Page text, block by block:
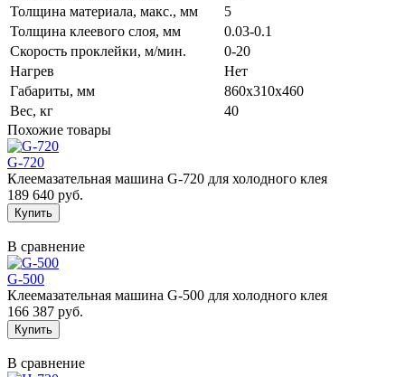
Толщина материала, макс., мм
5
Толщина клеевого слоя, мм
0.03-0.1
Скорость проклейки, м/мин.
0-20
Нагрев
Нет
Габариты, мм
860х310х460
Вес, кг
40
Похожие товары
G-720
Клеемазательная машина G-720 для холодного клея
189 640 руб.
В сравнение
G-500
Клеемазательная машина G-500 для холодного клея
166 387 руб.
В сравнение